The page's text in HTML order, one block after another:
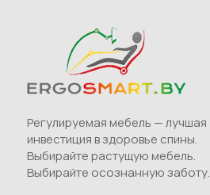
Регулируемая мебель — лучшая
инвестиция в здоровье спины.
Выбирайте растущую мебель.
Выбирайте осознанную заботу.